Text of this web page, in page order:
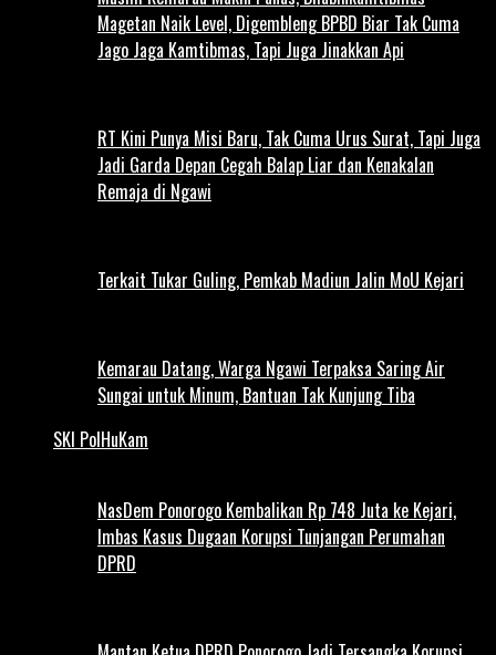
Magetan Naik Level, Digembleng BPBD Biar Tak Cuma
Jago Jaga Kamtibmas, Tapi Juga Jinakkan Api
RT Kini Punya Misi Baru, Tak Cuma Urus Surat, Tapi Juga
Jadi Garda Depan Cegah Balap Liar dan Kenakalan
Remaja di Ngawi
Terkait Tukar Guling, Pemkab Madiun Jalin MoU Kejari
Kemarau Datang, Warga Ngawi Terpaksa Saring Air
Sungai untuk Minum, Bantuan Tak Kunjung Tiba
SKI PolHuKam
NasDem Ponorogo Kembalikan Rp 748 Juta ke Kejari,
Imbas Kasus Dugaan Korupsi Tunjangan Perumahan
DPRD